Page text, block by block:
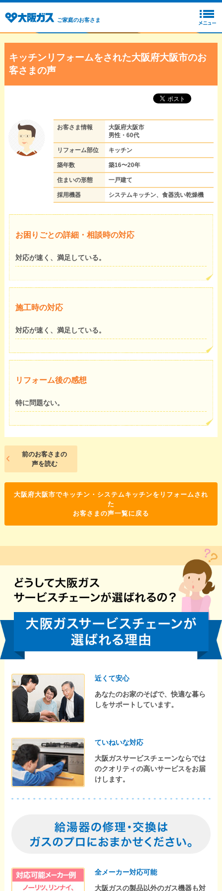
ご家庭のお客さま
キッチンリフォームをされた大阪府大阪市のお
客さまの声
お客さま情報
大阪府大阪市
男性・60代
リフォーム部位 キッチン
築年数 築16〜20年
住まいの形態 一戸建て
採用機器 システムキッチン、食器洗い乾燥機
お困りごとの詳細・相談時の対応
対応が速く、満足している。
施工時の対応
対応が速く、満足している。
リフォーム後の感想
特に問題ない。
前のお客さまの
声を読む
大阪府大阪市でキッチン・システムキッチンをリフォームされ
た
お客さまの声一覧に戻る
近くて安心
あなたのお家のそばで、快適な暮ら
しをサポートしています。
ていねいな対応
大阪ガスサービスチェーンならでは
のクオリティの高いサービスをお届
けします。
全メーカー対応可能
大阪ガスの製品以外のガス機器も対